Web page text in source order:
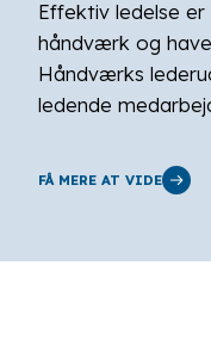
Effektiv ledelse
håndværk og
Håndværks
ledende
FÅ MERE AT VIDE